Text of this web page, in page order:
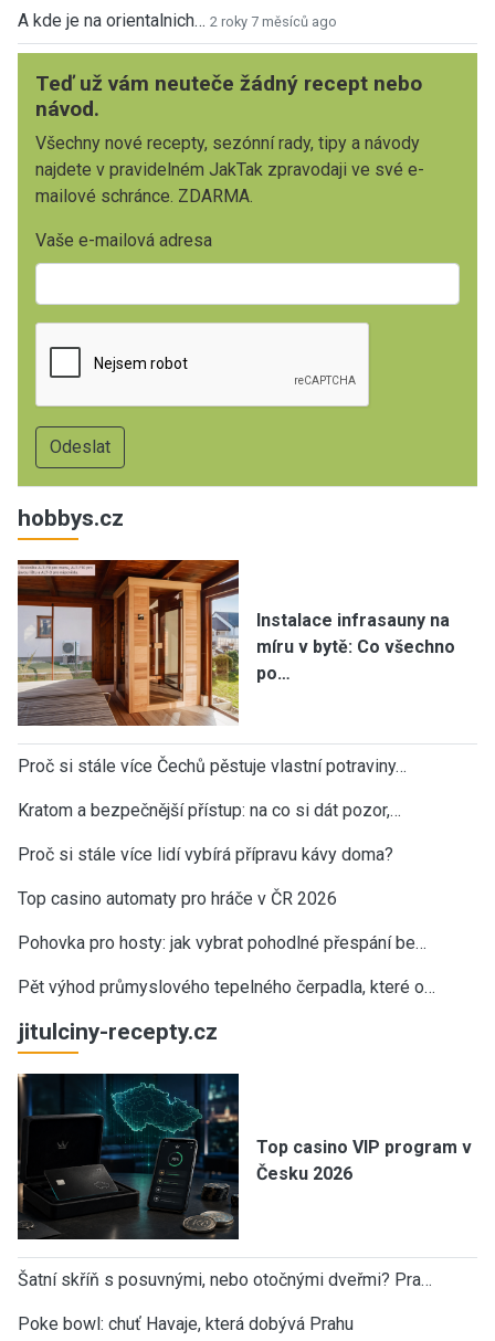
A kde je na orientalnich… 2 roky 7 měsíců ago
Teď už vám neuteče žádný recept nebo
návod.
Všechny nové recepty, sezónní rady, tipy a návody
najdete v pravidelném JakTak zpravodaji ve své e-
mailové schránce. ZDARMA.
Vaše e-mailová adresa
hobbys.cz
Instalace infrasauny na
míru v bytě: Co všechno
po…
Proč si stále více Čechů pěstuje vlastní potraviny…
Kratom a bezpečnější přístup: na co si dát pozor,…
Proč si stále více lidí vybírá přípravu kávy doma?
Top casino automaty pro hráče v ČR 2026
Pohovka pro hosty: jak vybrat pohodlné přespání be…
Pět výhod průmyslového tepelného čerpadla, které o…
jitulciny-recepty.cz
Top casino VIP program v
Česku 2026
Šatní skříň s posuvnými, nebo otočnými dveřmi? Pra…
Poke bowl: chuť Havaje, která dobývá Prahu